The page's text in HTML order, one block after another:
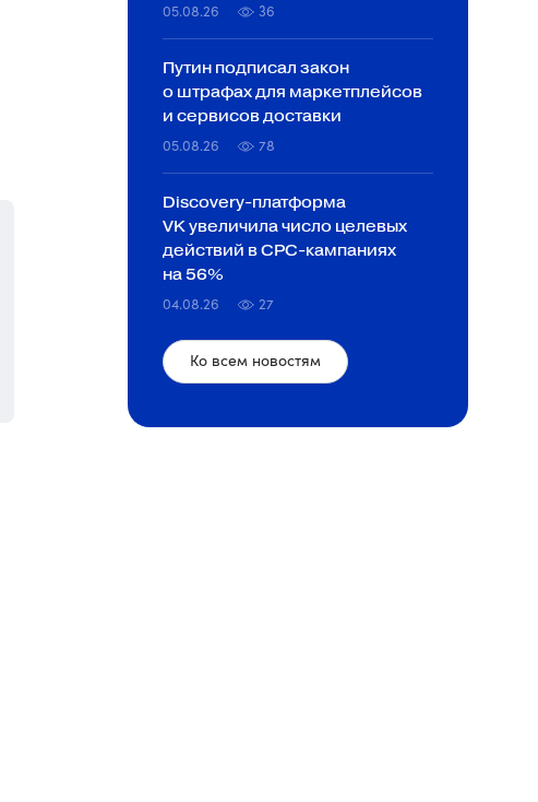
05.08.26 36
Путин подписал закон
о штрафах для маркетплейсов
и сервисов доставки
05.08.26 78
Discovery-платформа
VK увеличила число целевых
действий в CPC-кампаниях
на 56%
04.08.26 27
Ко всем новостям